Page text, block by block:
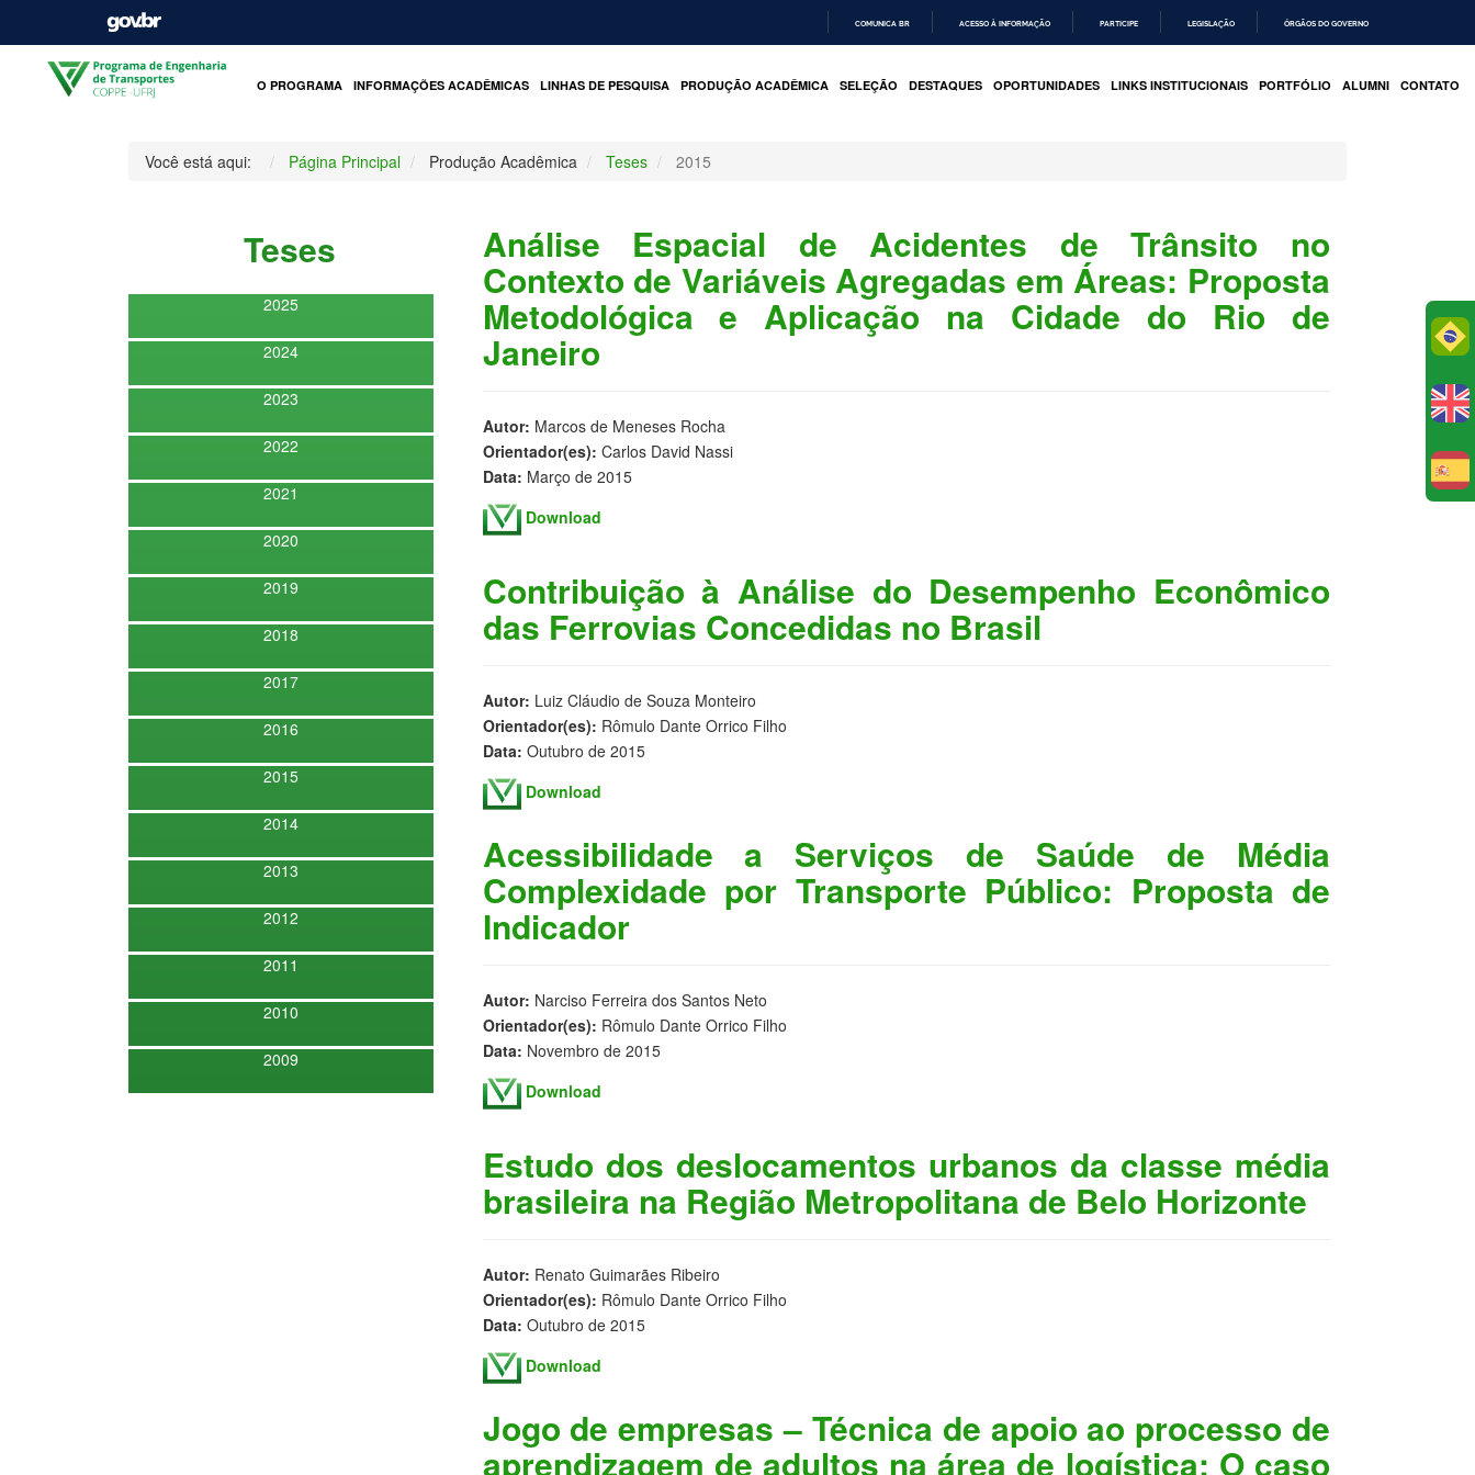
O
COMUNICA BR ACESSO À INFORMAÇÃO PARTICIPE LEGISLAÇÃO ÓRGÃOS DO GOVERNO
O PROGRAMA INFORMAÇÕES ACADÊMICAS LINHAS DE PESQUISA PRODUÇÃO ACADÊMICA SELEÇÃO DESTAQUES OPORTUNIDADES LINKS INSTITUCIONAIS PORTFÓLIO ALUMNI CONTATO
Você está aqui: Página Principal Produção Acadêmica Teses 2015
Teses
2025
2024
2023
2022
2021
2020
2019
2018
2017
2016
2015
2014
2013
2012
2011
2010
2009
Análise Espacial de Acidentes de Trânsito no
Contexto de Variáveis Agregadas em Áreas: Proposta
Metodológica e Aplicação na Cidade do Rio de
Janeiro
Autor: Marcos de Meneses Rocha
Orientador(es): Carlos David Nassi
Data: Março de 2015
Download
Contribuição à Análise do Desempenho Econômico
das Ferrovias Concedidas no Brasil
Autor: Luiz Cláudio de Souza Monteiro
Orientador(es): Rômulo Dante Orrico Filho
Data: Outubro de 2015
Download
Acessibilidade a Serviços de Saúde de Média
Complexidade por Transporte Público: Proposta de
Indicador
Autor: Narciso Ferreira dos Santos Neto
Orientador(es): Rômulo Dante Orrico Filho
Data: Novembro de 2015
Download
Estudo dos deslocamentos urbanos da classe média
brasileira na Região Metropolitana de Belo Horizonte
Autor: Renato Guimarães Ribeiro
Orientador(es): Rômulo Dante Orrico Filho
Data: Outubro de 2015
Download
Jogo de empresas – Técnica de apoio ao processo de
aprendizagem de adultos na área de logística: O caso